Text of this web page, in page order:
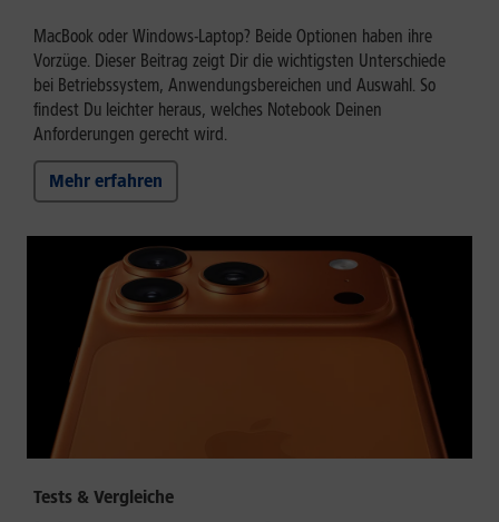
MacBook oder Windows-Laptop? Beide Optionen haben ihre
Vorzüge. Dieser Beitrag zeigt Dir die wichtigsten Unterschiede
bei Betriebssystem, Anwendungsbereichen und Auswahl. So
findest Du leichter heraus, welches Notebook Deinen
Anforderungen gerecht wird.
Mehr erfahren
Tests & Vergleiche